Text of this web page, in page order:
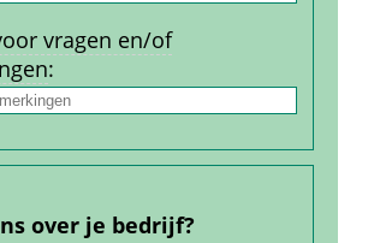
vragen en/of
:
over je bedrijf?